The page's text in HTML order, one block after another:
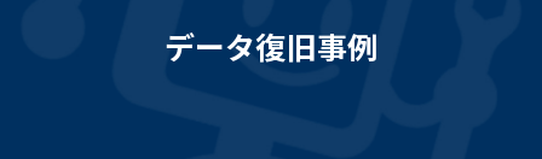
データ復旧事例